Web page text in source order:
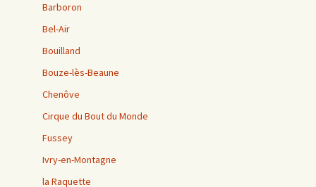
Barboron
Bel-Air
Bouilland
Bouze-lès-Beaune
Chenôve
Cirque du Bout du Monde
Fussey
Ivry-en-Montagne
la Raquette